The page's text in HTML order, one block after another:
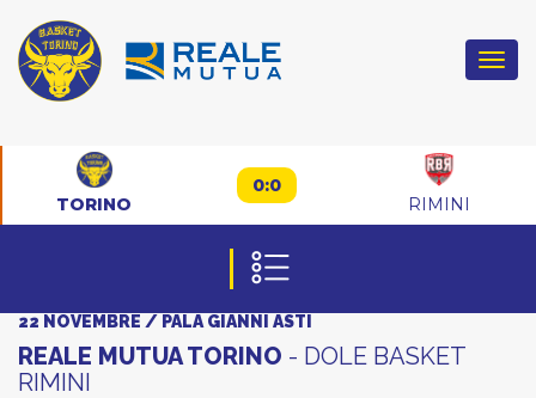
TORINO
0:0
RIMINI
22 NOVEMBRE / PALA GIANNI ASTI
REALE MUTUA TORINO - DOLE BASKET
RIMINI